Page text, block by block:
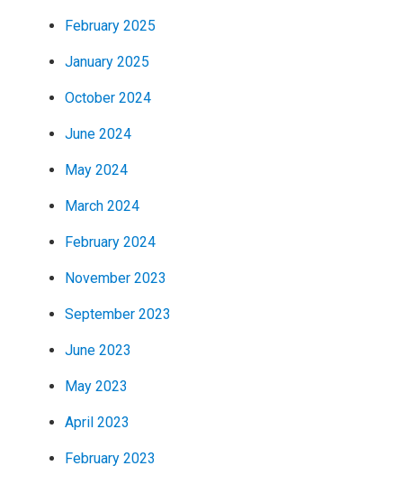
February 2025
January 2025
October 2024
June 2024
May 2024
March 2024
February 2024
November 2023
September 2023
June 2023
May 2023
April 2023
February 2023